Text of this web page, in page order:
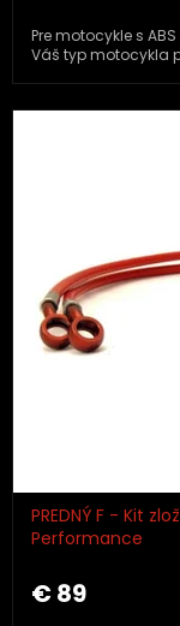
Pre motocykle s
Váš typ motocykla
PREDNÝ F - Kit
Performance
€ 89